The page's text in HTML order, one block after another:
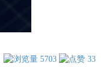
5703 33